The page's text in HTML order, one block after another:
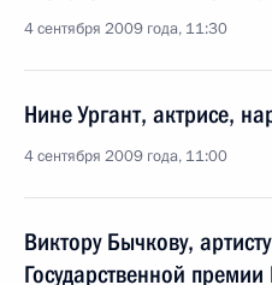
4 сентября 2009 года, 11:30
Нине Ургант, актрисе,
4 сентября 2009 года, 11:00
Виктору Бычкову,
Государственной премии